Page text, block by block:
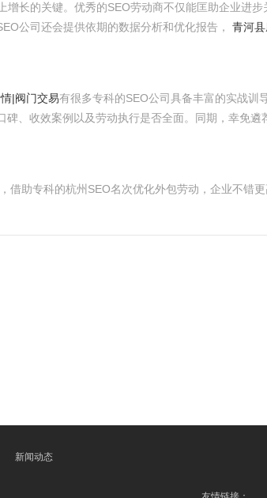
增长的关键。优秀的SEO劳动商不仅能匡助企业进
公司还会提供依期的数据分析和优化报告， 青河
|阀门交易有很多专科的SEO公司具备丰富的实战训
、收效案例以及劳动执行是否全面。同期，幸免
借助专科的杭州SEO名次优化外包劳动，企业不错
新闻动态